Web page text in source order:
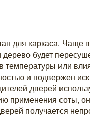
для каркаса. Чаще
будет
температуры или
и подвержен
дверей
применения соты,
получается